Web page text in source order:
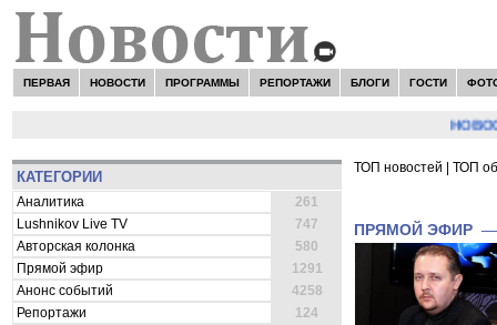
ПЕРВАЯ НОВОСТИ ПРОГРАММЫ РЕПОРТАЖИ БЛОГИ ГОСТИ
НОВОСТИ:
КАТЕГОРИИ
Аналитика
261
Lushnikov Live TV
747
Авторская колонка
580
Прямой эфир
1291
Анонс событий
4258
Репортажи
124
ТОП новостей ТОП
ПРЯМОЙ ЭФИР